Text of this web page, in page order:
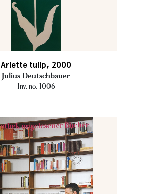
Arlette tulip, 2000
Julius Deutschbauer
Inv. no. 1006